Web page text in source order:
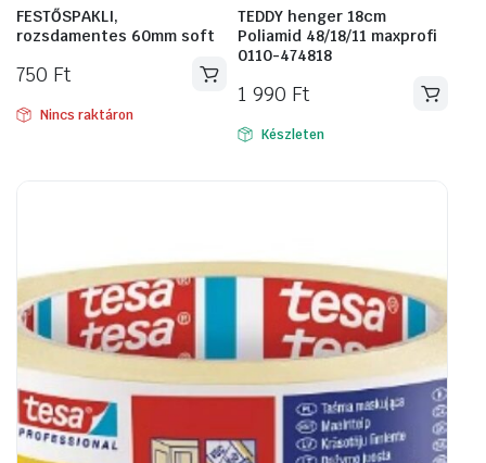
FESTŐSPAKLI,
rozsdamentes 60mm soft
750 Ft
Nincs raktáron
TEDDY henger 18cm
Poliamid 48/18/11 maxprofi
0110-474818
1 990 Ft
Készleten